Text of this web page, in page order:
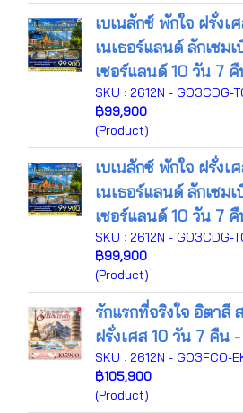
เบเนลักซ์ พักใจ ฝรั่งเ
เนเธอร์แลนด์ ลักเซม
เซอร์แลนด์ 10 วัน 7 คื
SKU : 2612N - GO3CDG-
฿99,900
(Product)
เบเนลักซ์ พักใจ ฝรั่งเ
เนเธอร์แลนด์ ลักเซม
เซอร์แลนด์ 10 วัน 7 คื
SKU : 2612N - GO3CDG-
฿99,900
(Product)
รักแรกที่จริงใจ อิตาลี
ฝรั่งเศส 10 วัน 7 คืน
SKU : 2612N - GO3FCO-
฿105,900
(Product)